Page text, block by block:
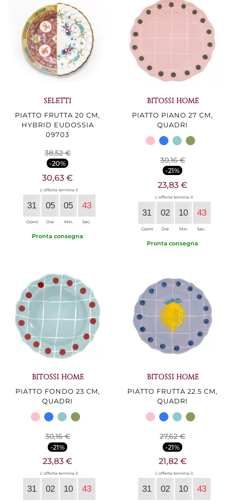
SELETTI
PIATTO FRUTTA 20 CM,
HYBRID EUDOSSIA
09703
38,52 €
-20%
30,63 €
L'offerta termina il:
31
Giorni
05
Ore
05
Min.
42
Sec.
Pronta consegna
BITOSSI HOME
PIATTO PIANO 27 CM,
QUADRI
30,16 €
-21%
23,83 €
L'offerta termina il:
31
Giorni
02
Ore
10
Min.
42
Sec.
Pronta consegna
BITOSSI HOME
PIATTO FONDO 23 CM,
QUADRI
30,16 €
-21%
23,83 €
L'offerta termina il:
31 02 10 42
BITOSSI HOME
PIATTO FRUTTA 22.5 CM,
QUADRI
27,62 €
-21%
21,82 €
L'offerta termina il:
31 02 10 42